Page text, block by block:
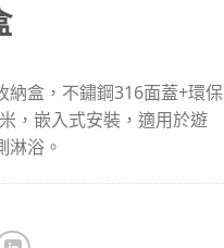
納盒，不鏽鋼316面蓋+環保
，嵌入式安裝，適用於遊
淋浴。